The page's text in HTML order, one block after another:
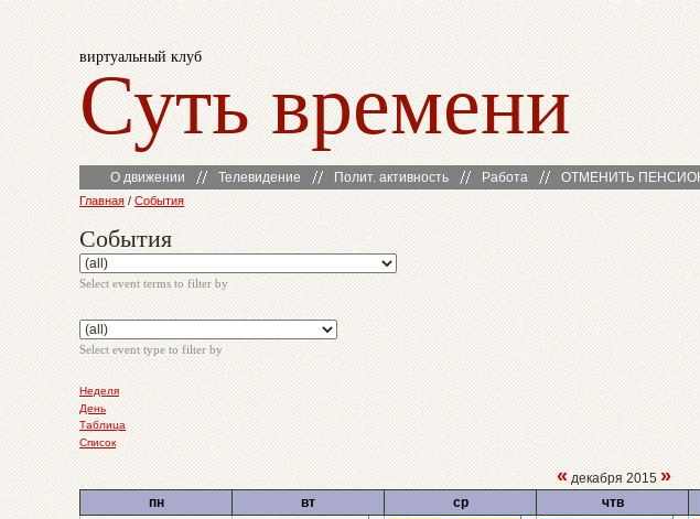
виртуальный клуб
Суть времени
О движении Телевидение Полит. активность Работа ОТМЕНИТЬ
Главная / События
События
Select event terms to filter by
Select event type to filter by
Неделя
День
Таблица
Список
« декабря 2015 »
пн вт ср чтв